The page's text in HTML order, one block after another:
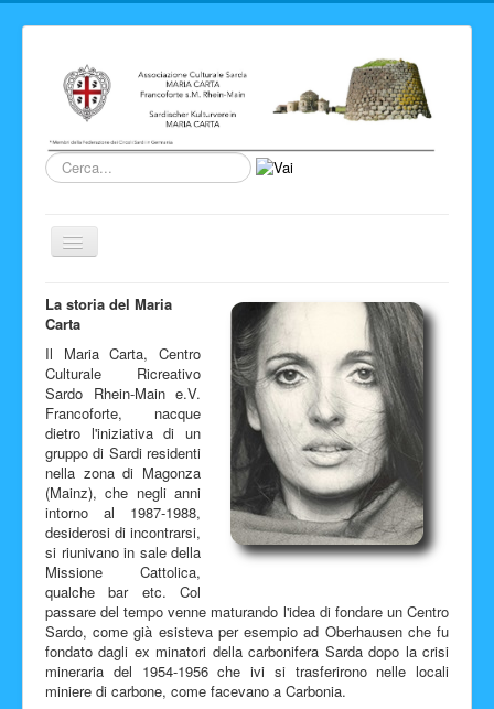
Cerca...
Cambia
Home
Novita' ed Eventi
Su di noi
Storia del Circolo
Sardegna
Info e link
Facebook
La storia del Maria
Carta
Il Maria Carta, Centro
Culturale Ricreativo
Sardo Rhein-Main e.V.
Francoforte, nacque
dietro l'iniziativa di un
gruppo di Sardi residenti
nella zona di Magonza
(Mainz), che negli anni
intorno al 1987-1988,
desiderosi di incontrarsi,
si riunivano in sale della
Missione Cattolica,
qualche bar etc. Col
passare del tempo venne maturando l'idea di fondare un Centro
Sardo, come già esisteva per esempio ad Oberhausen che fu
fondato dagli ex minatori della carbonifera Sarda dopo la crisi
mineraria del 1954-1956 che ivi si trasferirono nelle locali
miniere di carbone, come facevano a Carbonia.